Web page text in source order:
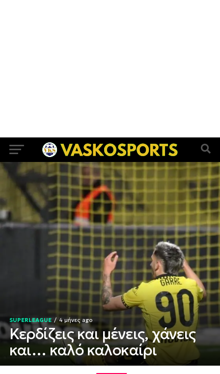
SUPERLEAGUE 4 μήνες ago
Κερδίζεις και μένεις, χάνεις
και… καλό καλοκαίρι